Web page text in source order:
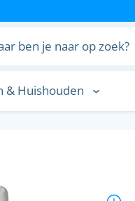
& Huishouden